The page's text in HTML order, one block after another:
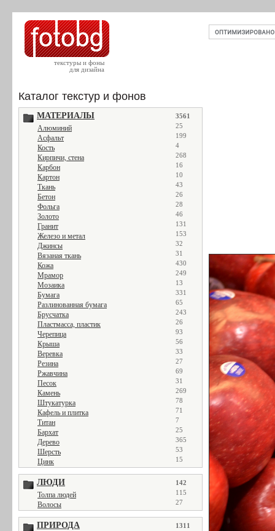
текстуры и фоны
для дизайна
Каталог текстур и фонов
МАТЕРИАЛЫ 3561
Алюминий 25
Асфальт 199
Кость 4
Кирпичи, стена 268
Карбон 16
Картон 10
Ткань 43
Бетон 26
Фольга 28
Золото 46
Гранит 131
Железо и метал 153
Джинсы 32
Вязаная ткань 31
Кожа 430
Мрамор 249
Мозаика 13
Бумага 331
Разлинованная бумага 65
Брусчатка 243
Пластмасса, пластик 26
Черепица 93
Крыша 56
Веревка 33
Резина 27
Ржавчина 69
Песок 31
Камень 269
Штукатурка 78
Кафель и плитка 71
Титан 7
Бархат 25
Дерево 365
Шерсть 53
Цинк 15
ЛЮДИ 142
Толпа людей 115
Волосы 27
ПРИРОДА 1311